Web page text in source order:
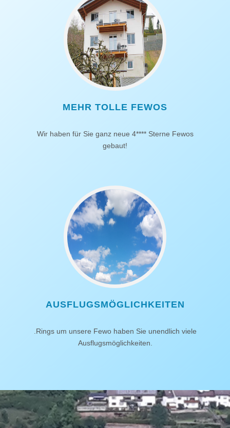
MEHR TOLLE FEWOS
Wir haben für Sie ganz neue 4**** Sterne Fewos
gebaut!
AUSFLUGSMÖGLICHKEITEN
.Rings um unsere Fewo haben Sie unendlich viele
Ausflugsmöglichkeiten.